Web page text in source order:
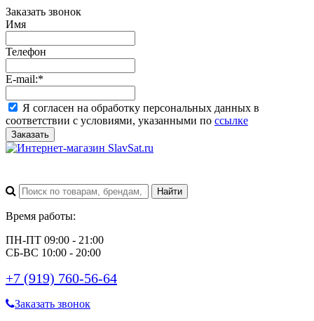
Заказать звонок
Имя
Телефон
E-mail:*
Я согласен на обработку персональных данных в
соответствии с условиями, указанными по ссылке
Заказать
Время работы:
ПН-ПТ 09:00 - 21:00
СБ-ВС 10:00 - 20:00
+7 (919) 760-56-64
Заказать звонок